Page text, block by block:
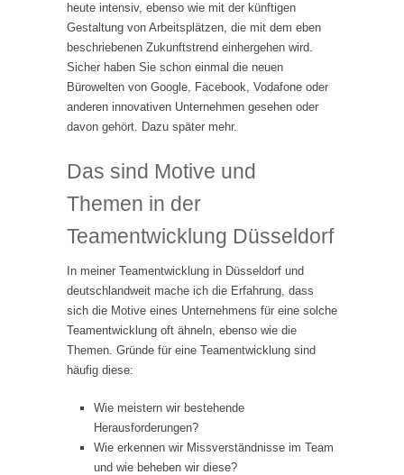
heute intensiv, ebenso wie mit der künftigen
Gestaltung von Arbeitsplätzen, die mit dem eben
beschriebenen Zukunftstrend einhergehen wird.
Sicher haben Sie schon einmal die neuen
Bürowelten von Google, Facebook, Vodafone oder
anderen innovativen Unternehmen gesehen oder
davon gehört. Dazu später mehr.
Das sind Motive und
Themen in der
Teamentwicklung Düsseldorf
In meiner Teamentwicklung in Düsseldorf und
deutschlandweit mache ich die Erfahrung, dass
sich die Motive eines Unternehmens für eine solche
Teamentwicklung oft ähneln, ebenso wie die
Themen. Gründe für eine Teamentwicklung sind
häufig diese:
Wie meistern wir bestehende
Herausforderungen?
Wie erkennen wir Missverständnisse im Team
und wie beheben wir diese?